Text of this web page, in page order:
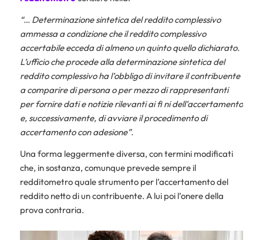
“… Determinazione sintetica del reddito complessivo
ammessa a condizione che il reddito complessivo
accertabile ecceda di almeno un quinto quello dichiarato.
L’ufficio che procede alla determinazione sintetica del
reddito complessivo ha l’obbligo di invitare il contribuente
a comparire di persona o per mezzo di rappresentanti
per fornire dati e notizie rilevanti ai fi ni dell’accertamento
e, successivamente, di avviare il procedimento di
accertamento con adesione”.
Una forma leggermente diversa, con termini modificati
che, in sostanza, comunque prevede sempre il
redditometro quale strumento per l’accertamento del
reddito netto di un contribuente. A lui poi l’onere della
prova contraria.